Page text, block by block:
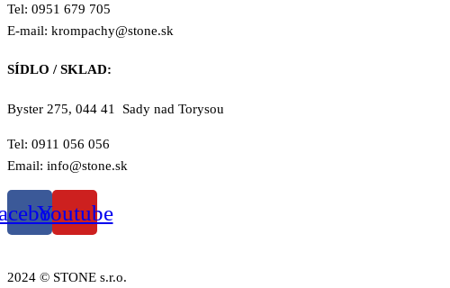
Tel: 0951 679 705
E-mail: krompachy@stone.sk
SÍDLO / SKLAD:
Byster 275, 044 41 Sady nad Torysou
Tel: 0911 056 056
Email: info@stone.sk
Youtube
2024 © STONE s.r.o.